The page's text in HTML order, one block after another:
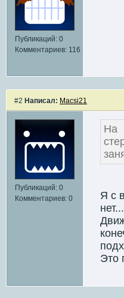
Публикаций: 0
Комментариев: 116
#2 Написал: Macsi21
Публикаций: 0
Комментариев: 0
На
Я с
Это